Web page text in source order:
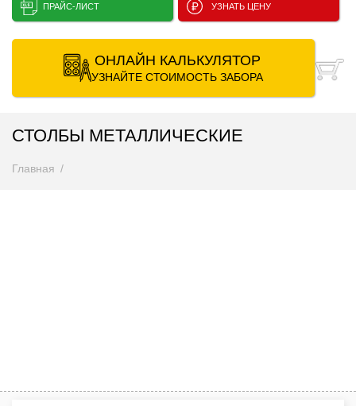
ПРАЙС-ЛИСТ УЗНАТЬ ЦЕНУ
ОНЛАЙН КАЛЬКУЛЯТОР
УЗНАЙТЕ СТОИМОСТЬ ЗАБОРА
СТОЛБЫ МЕТАЛЛИЧЕСКИЕ
Главная